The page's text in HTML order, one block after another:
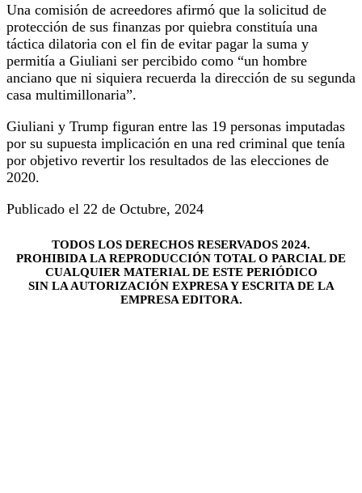
Una comisión de acreedores afirmó que la solicitud de
protección de sus finanzas por quiebra constituía una
táctica dilatoria con el fin de evitar pagar la suma y
permitía a Giuliani ser percibido como “un hombre
anciano que ni siquiera recuerda la dirección de su segunda
casa multimillonaria”.
Giuliani y Trump figuran entre las 19 personas imputadas
por su supuesta implicación en una red criminal que tenía
por objetivo revertir los resultados de las elecciones de
2020.
Publicado el 22 de Octubre, 2024
TODOS LOS DERECHOS RESERVADOS 2024.
PROHIBIDA LA REPRODUCCIÓN TOTAL O PARCIAL DE
CUALQUIER MATERIAL DE ESTE PERIÓDICO
SIN LA AUTORIZACIÓN EXPRESA Y ESCRITA DE LA
EMPRESA EDITORA.